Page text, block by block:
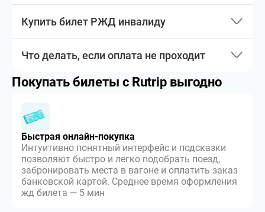
Купить билет РЖД инвалиду
Что делать, если оплата не проходит
Покупать билеты с Rutrip выгодно
Быстрая онлайн-покупка
Интуитивно понятный интерфейс и подсказки
позволяют быстро и легко подобрать поезд,
забронировать места в вагоне и оплатить заказ
банковской картой. Среднее время оформления
жд билета — 5 мин